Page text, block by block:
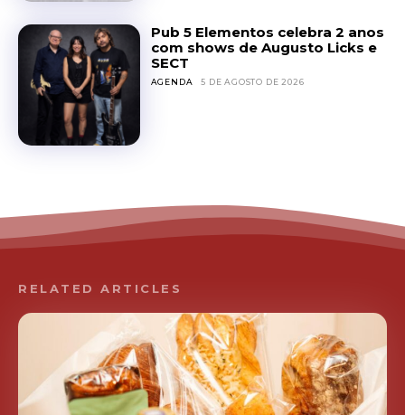
Pub 5 Elementos celebra 2 anos
com shows de Augusto Licks e
SECT
AGENDA 5 DE AGOSTO DE 2026
RELATED ARTICLES